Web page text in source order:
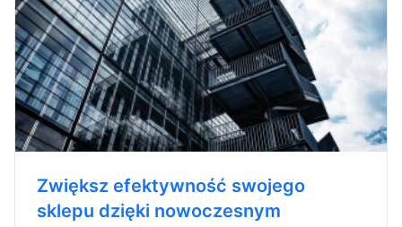
Zwiększ efektywność swojego
sklepu dzięki nowoczesnym